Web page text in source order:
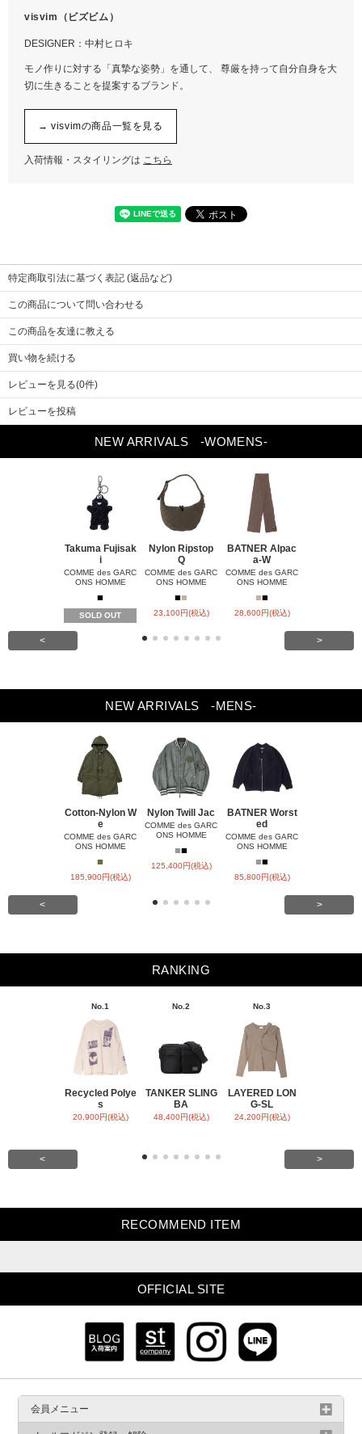
visvim（ビズビム）
DESIGNER：中村ヒロキ
モノ作りに対する「真摯な姿勢」を通して、 尊厳を持って自分自身を大
切に生きることを提案するブランド。
→ visvimの商品一覧を見る
入荷情報・スタイリングは こちら
特定商取引法に基づく表記 (返品など)
この商品について問い合わせる
この商品を友達に教える
買い物を続ける
レビューを見る(0件)
レビューを投稿
NEW ARRIVALS -WOMENS-
Takuma Fujisak
i
COMME des GARC
ONS HOMME
■
SOLD OUT
Nylon Ripstop
Q
COMME des GARC
ONS HOMME
■■
23,100円(税込)
BATNER Alpac
a-W
COMME des GARC
ONS HOMME
■■
28,600円(税込)
< >
NEW ARRIVALS -MENS-
Cotton-Nylon W
e
COMME des GARC
ONS HOMME
■
185,900円(税込)
Nylon Twill Jac
COMME des GARC
ONS HOMME
■■
125,400円(税込)
BATNER Worst
ed
COMME des GARC
ONS HOMME
■■
85,800円(税込)
< >
RANKING
No.1
Recycled Polye
s
20,900円(税込)
No.2
TANKER SLING
BA
48,400円(税込)
No.3
LAYERED LON
G-SL
24,200円(税込)
< >
RECOMMEND ITEM
OFFICIAL SITE
会員メニュー